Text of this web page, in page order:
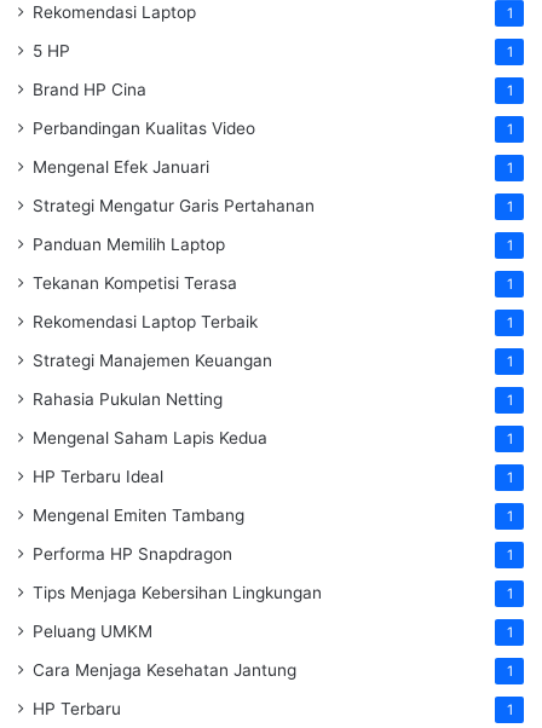
Rekomendasi Laptop 1
5 HP 1
Brand HP Cina 1
Perbandingan Kualitas Video 1
Mengenal Efek Januari 1
Strategi Mengatur Garis Pertahanan 1
Panduan Memilih Laptop 1
Tekanan Kompetisi Terasa 1
Rekomendasi Laptop Terbaik 1
Strategi Manajemen Keuangan 1
Rahasia Pukulan Netting 1
Mengenal Saham Lapis Kedua 1
HP Terbaru Ideal 1
Mengenal Emiten Tambang 1
Performa HP Snapdragon 1
Tips Menjaga Kebersihan Lingkungan 1
Peluang UMKM 1
Cara Menjaga Kesehatan Jantung 1
HP Terbaru 1